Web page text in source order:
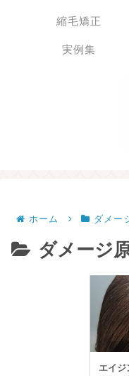
縮毛矯正
実例集
ホーム ダメー
ダメージ
エイジ